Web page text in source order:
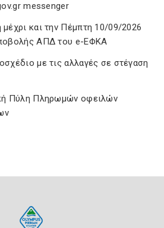
messenger
και την Πέμπτη 10/09/2026
ΑΠΔ του e-ΕΦΚΑ
με τις αλλαγές σε στέγαση
Πύλη Πληρωμών οφειλών